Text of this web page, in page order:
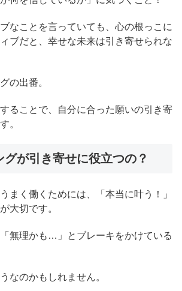
なことを言っていても、心の根っこに
ブだと、幸せな未来は引き寄せられな
の出番。
ることで、自分に合った願いの引き寄
。
グが引き寄せに役立つの？
まく働くためには、「本当に叶う！」
大切です。
無理かも…」とブレーキをかけている
なのかもしれません。